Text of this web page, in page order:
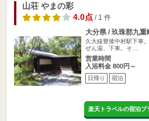
山荘 やまの彩
4.0点/ 1 件
大分県 / 玖珠郡九重
久大線豊後中村駅下車
ぜん湯、下車。そ…
営業時間
入浴料金 800円～
日帰り 宿泊
楽天トラベルの宿泊プ